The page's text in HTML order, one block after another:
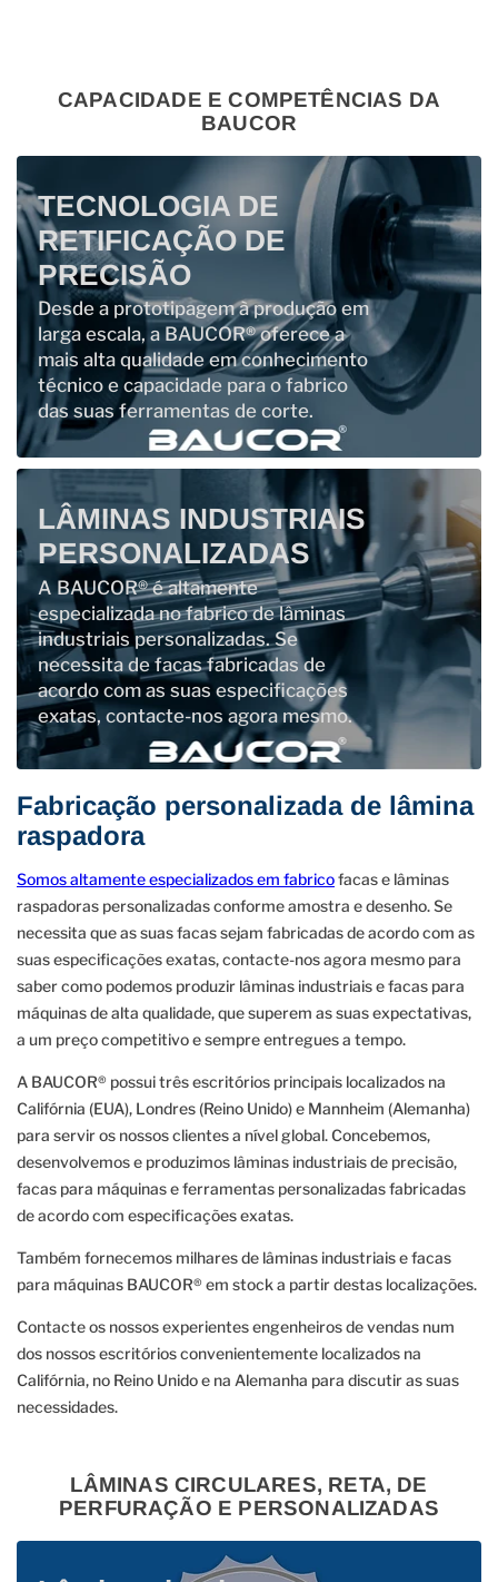
CAPACIDADE E COMPETÊNCIAS DA
BAUCOR
TECNOLOGIA DE
RETIFICAÇÃO DE
PRECISÃO
Desde a prototipagem à produção em
larga escala, a BAUCOR® oferece a
mais alta qualidade em conhecimento
técnico e capacidade para o fabrico
das suas ferramentas de corte.
LÂMINAS INDUSTRIAIS
PERSONALIZADAS
A BAUCOR® é altamente
especializada no fabrico de lâminas
industriais personalizadas. Se
necessita de facas fabricadas de
acordo com as suas especificações
exatas, contacte-nos agora mesmo.
Fabricação personalizada de lâmina
raspadora
Somos altamente especializados em fabricofacas e lâminas
raspadoras personalizadas conforme amostra e desenho. Se
necessita que as suas facas sejam fabricadas de acordo com as
suas especificações exatas, contacte-nos agora mesmo para
saber como podemos produzir lâminas industriais e facas para
máquinas de alta qualidade, que superem as suas expectativas,
a um preço competitivo e sempre entregues a tempo.
A BAUCOR® possui três escritórios principais localizados na
Califórnia (EUA), Londres (Reino Unido) e Mannheim (Alemanha)
para servir os nossos clientes a nível global. Concebemos,
desenvolvemos e produzimos lâminas industriais de precisão,
facas para máquinas e ferramentas personalizadas fabricadas
de acordo com especificações exatas.
Também fornecemos milhares de lâminas industriais e facas
para máquinas BAUCOR® em stock a partir destas localizações.
Contacte os nossos experientes engenheiros de vendas num
dos nossos escritórios convenientemente localizados na
Califórnia, no Reino Unido e na Alemanha para discutir as suas
necessidades.
LÂMINAS CIRCULARES, RETA, DE
PERFURAÇÃO E PERSONALIZADAS